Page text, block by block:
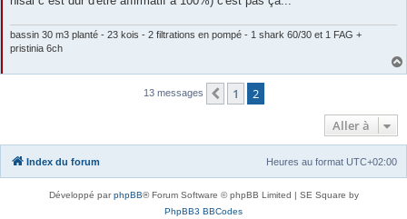
bassin 30 m3 planté - 23 kois - 2 filtrations en pompé - 1 shark 60/30 et 1 FAG +
pristinia 6ch
13 messages Précédente
1
2
Aller à
Index du forum Heures au format UTC+02:00
Développé parphpBB® Forum Software © phpBB Limited | SE Square by
PhpBB3 BBCodes